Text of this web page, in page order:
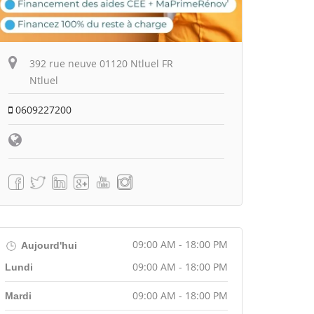
392 rue neuve 01120 Ntluel FR
Ntluel
0609227200
Aujourd'hui 09:00 AM - 18:00 PM
Lundi 09:00 AM - 18:00 PM
Mardi 09:00 AM - 18:00 PM